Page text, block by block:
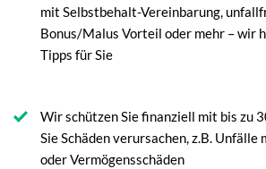
mit Selbstbehalt-Vereinbarung,
Bonus/Malus Vorteil oder mehr – wir
Tipps für Sie
Wir schützen Sie finanziell mit bis zu
Sie Schäden verursachen, z.B. Unfälle
oder Vermögensschäden